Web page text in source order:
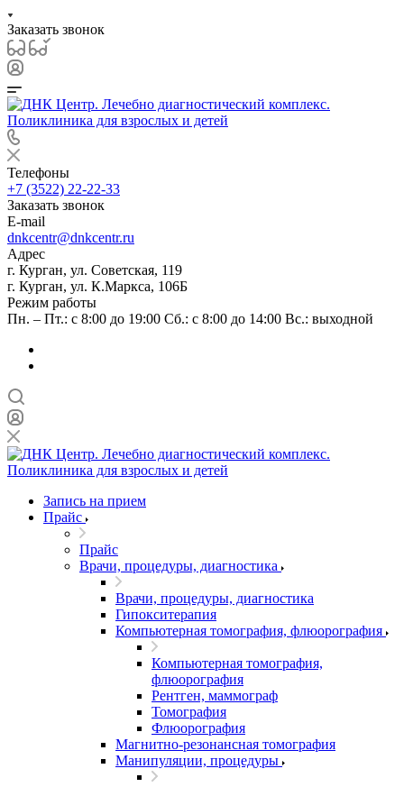
Заказать звонок
Телефоны
+7 (3522) 22-22-33
Заказать звонок
E-mail
dnkcentr@dnkcentr.ru
Адрес
г. Курган, ул. Советская, 119
г. Курган, ул. К.Маркса, 106Б
Режим работы
Пн. – Пт.: с 8:00 до 19:00 Сб.: с 8:00 до 14:00 Вс.: выходной
Запись на прием
Прайс
Прайс
Врачи, процедуры, диагностика
Врачи, процедуры, диагностика
Гипокситерапия
Компьютерная томография, флюорография
Компьютерная томография,
флюорография
Рентген, маммограф
Томография
Флюорография
Магнитно-резонансная томография
Манипуляции, процедуры